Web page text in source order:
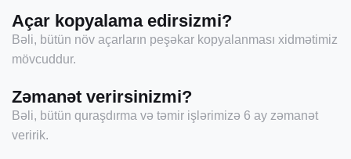
Açar kopyalama edirsizmi?
Bəli, bütün növ açarların peşəkar kopyalanması xidmətimiz
mövcuddur.
Zəmanət verirsinizmi?
Bəli, bütün quraşdırma və təmir işlərimizə 6 ay zəmanət
veririk.